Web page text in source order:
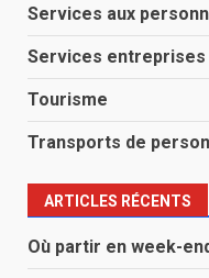
Services aux
Services entreprises
Tourisme
Transports de
ARTICLES RÉCENTS
Où partir en week-